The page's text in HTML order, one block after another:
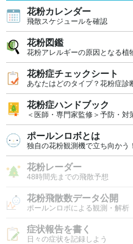
花粉カレンダー
飛散スケジュールを確認
花粉図鑑
花粉アレルギーの原因となる植
花粉症チェックシート
あなたはどのタイプ？花粉症診
花粉症ハンドブック
＜医師・専門家監修＞予防・対
ポールンロボとは
独自の花粉観測機で立ち向かう！
花粉レーダー
48時間先までの飛散予想
花粉飛散数データ公開
ポールンロボによる観測・解析
症状報告を書く
日々の症状を記録しよう